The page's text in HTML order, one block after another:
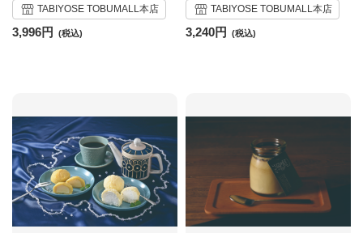
TABIYOSE TOBUMALL本店
3,996円
TABIYOSE TOBUMALL本店
3,240円